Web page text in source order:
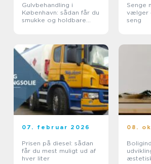
Gulvbehandling i
København: sådan får du
smukke og holdbare
Senge
vælger
seng
07. februar 2026
Prisen på diesel: sådan
får du mest muligt ud af
hver liter
08.